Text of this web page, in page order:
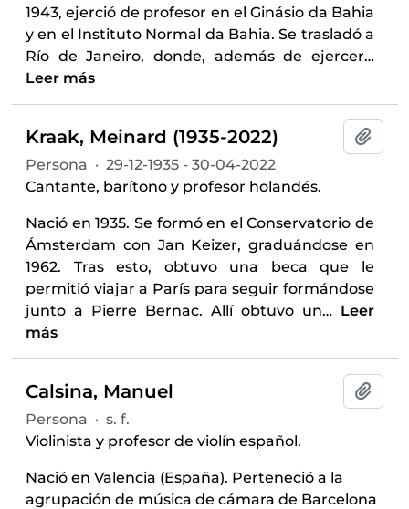
1943, ejerció de profesor en el Ginásio da Bahia
y en el Instituto Normal da Bahia. Se trasladó a
Río de Janeiro, donde, además de ejercer…
Leer más
Kraak, Meinard (1935-2022)
Persona · 29-12-1935 - 30-04-2022
Cantante, barítono y profesor holandés.
Nació en 1935. Se formó en el Conservatorio de
Ámsterdam con Jan Keizer, graduándose en
1962. Tras esto, obtuvo una beca que le
permitió viajar a París para seguir formándose
junto a Pierre Bernac. Allí obtuvo un… Leer
más
Calsina, Manuel
Persona · s. f.
Violinista y profesor de violín español.
Nació en Valencia (España). Perteneció a la
agrupación de música de cámara de Barcelona